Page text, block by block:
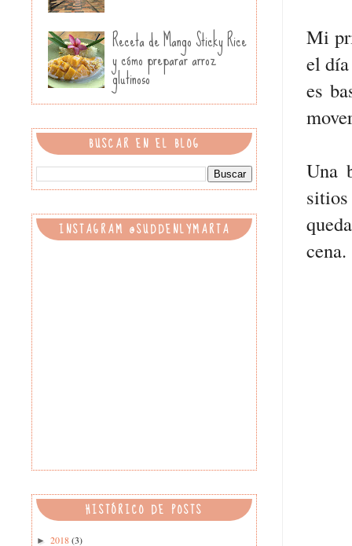
Mi
el
es
Una
cena.
Receta de Mango Sticky Rice
y cómo preparar arroz
glutinoso
BUSCAR EN EL BLOG
INSTAGRAM @SUDDENLYMARTA
HISTÓRICO DE POSTS
► 2018(3)